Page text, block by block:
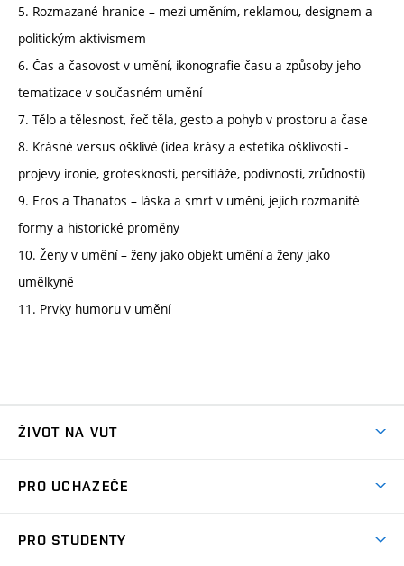
5. Rozmazané hranice – mezi uměním, reklamou, designem a
politickým aktivismem
6. Čas a časovost v umění, ikonografie času a způsoby jeho
tematizace v současném umění
7. Tělo a tělesnost, řeč těla, gesto a pohyb v prostoru a čase
8. Krásné versus ošklivé (idea krásy a estetika ošklivosti -
projevy ironie, grotesknosti, persifláže, podivnosti, zrůdnosti)
9. Eros a Thanatos – láska a smrt v umění, jejich rozmanité
formy a historické proměny
10. Ženy v umění – ženy jako objekt umění a ženy jako
umělkyně
11. Prvky humoru v umění
ŽIVOT NA VUT
Koleje
PRO UCHAZEČE
PRO STUDENTY